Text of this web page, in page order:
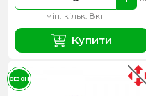
мін. кільк. 8кг
Купити
СЕЗОН